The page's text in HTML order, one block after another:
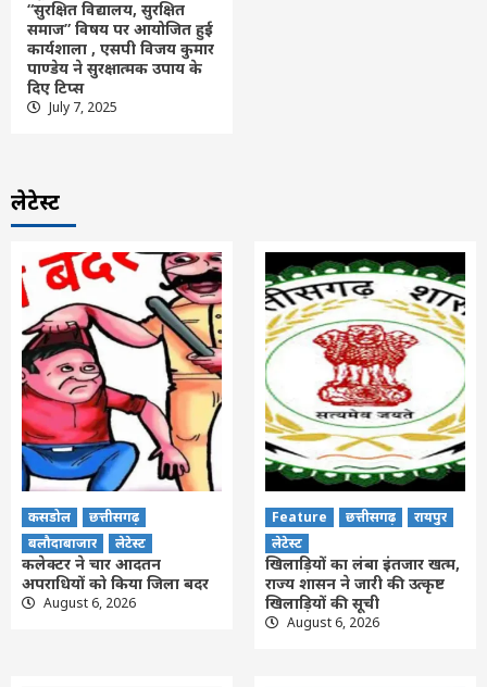
“सुरक्षित विद्यालय, सुरक्षित
समाज” विषय पर आयोजित हुई
कार्यशाला , एसपी विजय कुमार
पाण्डेय ने सुरक्षात्मक उपाय के
दिए टिप्स
July 7, 2025
लेटेस्ट
कसडोल
छत्तीसगढ़
बलौदाबाजार
लेटेस्ट
कलेक्टर ने चार आदतन
अपराधियों को किया जिला बदर
August 6, 2026
Feature छत्तीसगढ़
रायपुर
लेटेस्ट
खिलाड़ियों का लंबा इंतजार खत्म,
राज्य शासन ने जारी की उत्कृष्ट
खिलाड़ियों की सूची
August 6, 2026